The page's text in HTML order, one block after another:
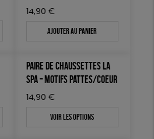
14,90 €
Ajouter au panier
PAIRE DE CHAUSSETTES LA
SPA – MOTIFS PATTES/COEUR
14,90 €
Voir les options